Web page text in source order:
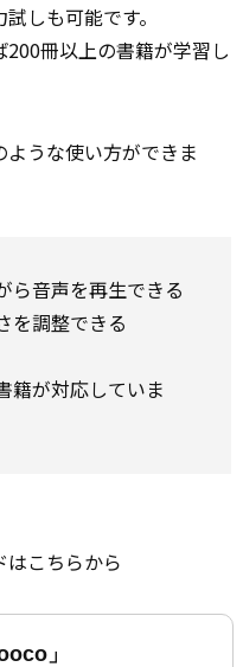
しも可能です。
冊以上の書籍が学習し
ような使い方ができま
音声を再生できる
を調整できる
籍が対応していま
こちらから